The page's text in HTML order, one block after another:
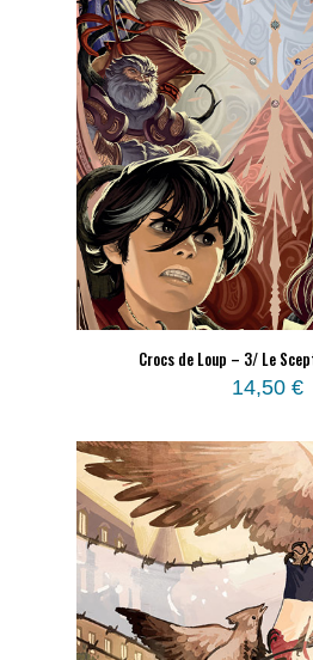
Crocs de Loup – 3/ Le
14,50 €